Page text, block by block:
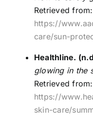
Retrieved from:
https://
care/sun-
Healthline.
glowing in the
Retrieved from:
https://
skin-care/